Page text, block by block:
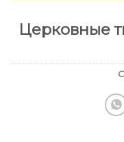
Церковные